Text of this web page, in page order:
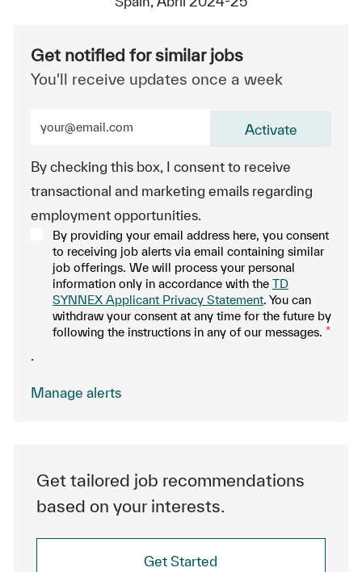
Get notified for similar jobs
You'll receive updates once a week
By checking this box, I consent to receive
transactional and marketing emails regarding
employment opportunities.
By providing your email address here, you consent
to receiving job alerts via email containing similar
job offerings. We will process your personal
information only in accordance with the TD
SYNNEX Applicant Privacy Statement. You can
withdraw your consent at any time for the future by
following the instructions in any of our messages. *
Activate
Manage alerts
Get tailored job recommendations
based on your interests.
Get Started